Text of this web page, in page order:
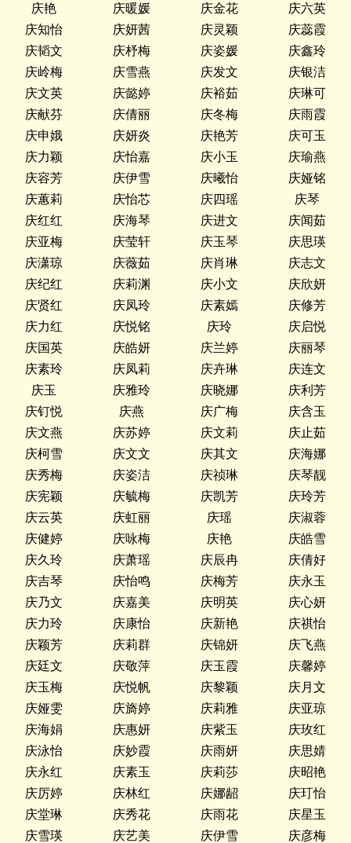
庆艳
庆暖媛 庆金花
庆六英
庆知怡
庆妍茜 庆灵颖
庆蕊霞
庆韬文
庆杼梅 庆姿媛
庆鑫玲
庆岭梅
庆雪燕 庆发文
庆银洁
庆文英
庆懿婷 庆裕茹
庆琳可
庆献芬
庆倩丽 庆冬梅
庆雨霞
庆申娥
庆妍炎 庆艳芳
庆可玉
庆力颖
庆怡嘉 庆小玉
庆瑜燕
庆容芳
庆伊雪 庆曦怡
庆娅铭
庆蕙莉
庆怡芯 庆四瑶
庆琴
庆红红
庆海琴 庆进文
庆闻茹
庆亚梅
庆莹轩 庆玉琴
庆思瑛
庆潇琼
庆薇茹 庆肖琳
庆志文
庆纪红
庆莉渊 庆小文
庆欣妍
庆贤红
庆凤玲 庆素嫣
庆修芳
庆力红
庆悦铭 庆玲
庆启悦
庆国英
庆皓妍 庆兰婷
庆丽琴
庆素玲
庆凤莉 庆卉琳
庆连文
庆玉
庆雅玲 庆晓娜
庆利芳
庆钉悦
庆燕 庆广梅
庆含玉
庆文燕
庆苏婷 庆文莉
庆止茹
庆柯雪
庆文文 庆其文
庆海娜
庆秀梅
庆姿洁 庆祯琳
庆琴靓
庆宪颖
庆毓梅 庆凯芳
庆玲芳
庆云英
庆虹丽 庆瑶
庆淑蓉
庆健婷
庆咏梅 庆艳
庆皓雪
庆久玲
庆萧瑶 庆辰冉
庆倩好
庆吉琴
庆怡鸣 庆梅芳
庆永玉
庆乃文
庆嘉美 庆明英
庆心妍
庆力玲
庆康怡 庆新艳
庆祺怡
庆颖芳
庆莉群 庆锦妍
庆飞燕
庆廷文
庆敬萍 庆玉霞
庆馨婷
庆玉梅
庆悦帆 庆黎颖
庆月文
庆娅雯
庆旖婷 庆莉雅
庆亚琼
庆海娟
庆惠妍 庆紫玉
庆玫红
庆泳怡
庆妙霞 庆雨妍
庆思婧
庆永红
庆素玉 庆莉莎
庆昭艳
庆厉婷
庆林红 庆娜龆
庆玎怡
庆堂琳
庆秀花 庆雨花
庆星玉
庆雪瑛
庆艺美 庆伊雪
庆彦梅